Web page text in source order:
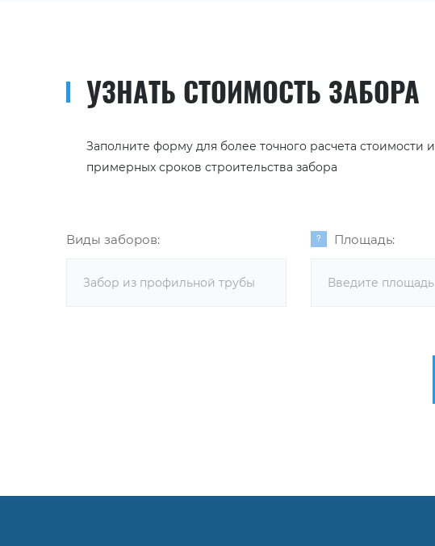
УЗНАТЬ СТОИМОСТЬ ЗАБОРА
Заполните форму для более точного расчета стоимости и
примерных сроков строительства забора
Виды заборов:
Забор из профильной трубы
Площадь: